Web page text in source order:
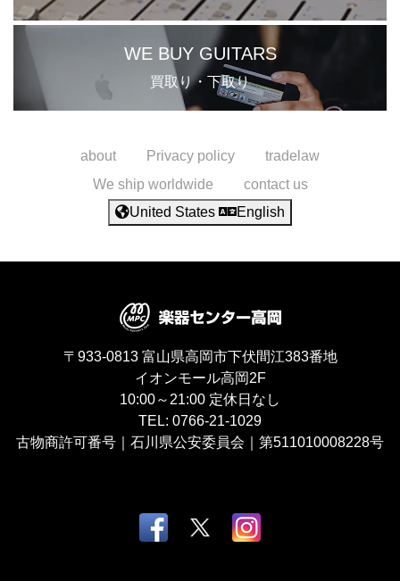
WE BUY GUITARS
買取り・下取り
about Privacy policy
tradelaw
We ship worldwide
contact us
United States
English
〒933-0813 富山県高岡市下伏間江383番地
イオンモール高岡2F
10:00～21:00 定休日なし
TEL: 0766-21-1029
古物商許可番号｜石川県公安委員会｜第511010008228号